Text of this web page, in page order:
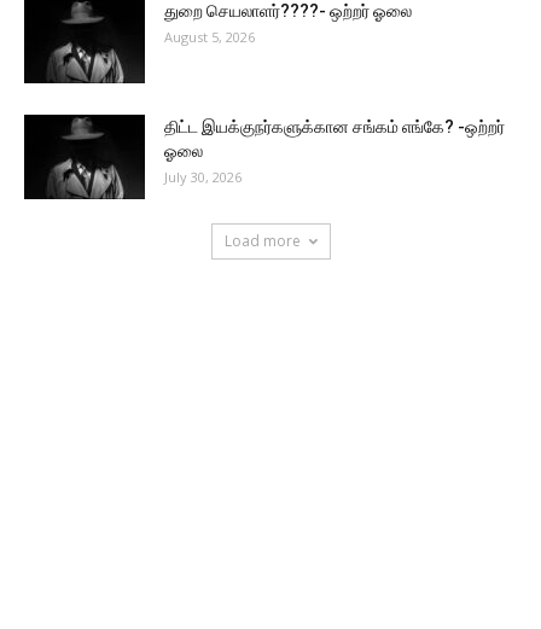
துறை செயலாளர்????- ஒற்றர் ஓலை
August 5, 2026
திட்ட இயக்குநர்களுக்கான சங்கம் எங்கே? -ஒற்றர்
ஓலை
July 30, 2026
Load more